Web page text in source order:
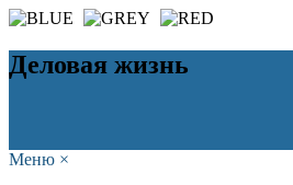
Деловая жизнь
Меню ×